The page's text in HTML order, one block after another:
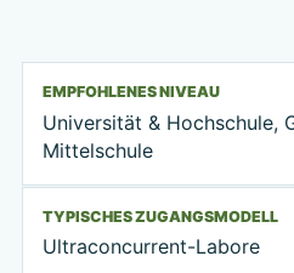
EMPFOHLENES NIVEAU
Universität & Hochschule,
Mittelschule
TYPISCHES ZUGANGSMODELL
Ultraconcurrent-Labore